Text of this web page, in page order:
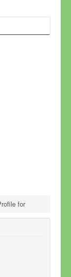
for